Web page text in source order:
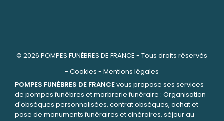
© 2026 POMPES FUNÈBRES DE FRANCE - Tous droits réservés
- Cookies - Mentions légales
POMPES FUNÈBRES DE FRANCEvous propose ses services
de pompes funèbres et marbrerie funéraire : Organisation
d'obsèques personnalisées, contrat obsèques, achat et
pose de monuments funéraires et cinéraires, séjour au